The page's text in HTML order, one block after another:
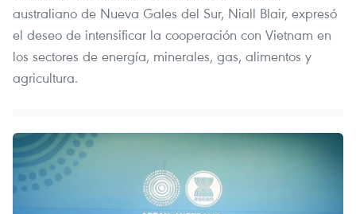
australiano de Nueva Gales del Sur, Niall Blair, expresó
el deseo de intensificar la cooperación con Vietnam en
los sectores de energía, minerales, gas, alimentos y
agricultura.